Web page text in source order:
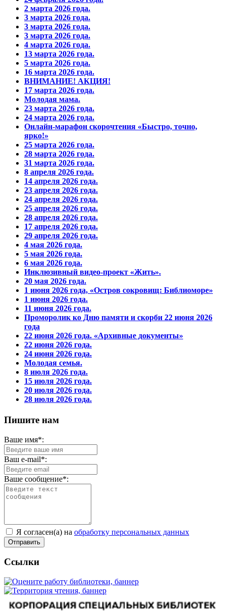
2 марта 2026 года.
3 марта 2026 года.
3 марта 2026 года.
3 марта 2026 года.
4 марта 2026 года.
13 марта 2026 года.
5 марта 2026 года.
16 марта 2026 года.
ВНИМАНИЕ! АКЦИЯ!
17 марта 2026 года.
Молодая мама.
23 марта 2026 года.
24 марта 2026 года.
Онлайн-марафон скорочтения «Быстро, точно,
ярко!»
25 марта 2026 года.
28 марта 2026 года.
31 марта 2026 года.
8 апреля 2026 года.
14 апреля 2026 года.
23 апреля 2026 года.
24 апреля 2026 года.
25 апреля 2026 года.
28 апреля 2026 года.
17 апреля 2026 года.
29 апреля 2026 года.
4 мая 2026 года.
5 мая 2026 года.
6 мая 2026 года.
Инклюзивный видео-проект «Жить».
20 мая 2026 года.
1 июня 2026 года, «Остров сокровищ: Библиоморе»
1 июня 2026 года.
11 июня 2026 года.
Проморолик ко Дню памяти и скорби 22 июня 2026
года
22 июня 2026 года. «Архивные документы»
22 июня 2026 года.
24 июня 2026 года.
Молодая семья.
8 июля 2026 года.
15 июля 2026 года.
20 июля 2026 года.
28 июля 2026 года.
Пишите нам
Ваше имя*:
Ваш e-mail*:
Ваше сообщение*:
Я согласен(а) на обработку персональных данных
Ссылки